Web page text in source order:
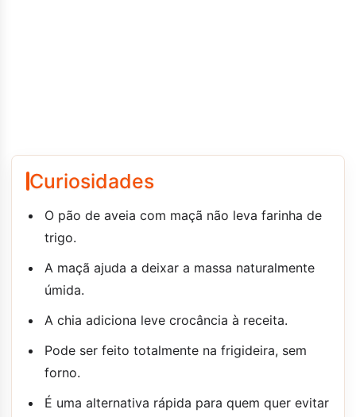
Curiosidades
O pão de aveia com maçã não leva farinha de
trigo.
A maçã ajuda a deixar a massa naturalmente
úmida.
A chia adiciona leve crocância à receita.
Pode ser feito totalmente na frigideira, sem
forno.
É uma alternativa rápida para quem quer evitar